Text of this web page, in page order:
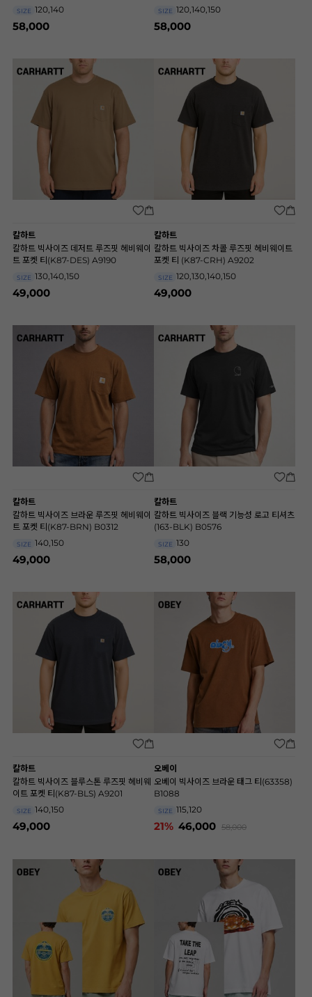
SIZE 120,140
58,000
SIZE 120,140,150
58,000
칼하트
칼하트 빅사이즈 데저트 루즈핏 헤비웨이
트 포켓 티(K87-DES) A9190
SIZE 130,140,150
49,000
칼하트
칼하트 빅사이즈 차콜 루즈핏 헤비웨이트
포켓 티 (K87-CRH) A9202
SIZE 120,130,140,150
49,000
칼하트
칼하트 빅사이즈 브라운 루즈핏 헤비웨이
트 포켓 티(K87-BRN) B0312
SIZE 140,150
49,000
칼하트
칼하트 빅사이즈 블랙 기능성 로고 티셔츠
(163-BLK) B0576
SIZE 130
58,000
칼하트
칼하트 빅사이즈 블루스톤 루즈핏 헤비웨
이트 포켓 티(K87-BLS) A9201
SIZE 140,150
49,000
오베이
오베이 빅사이즈 브라운 태그 티(63358)
B1088
SIZE 115,120
21% 46,000 58,000